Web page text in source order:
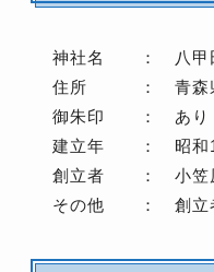
神社名 ： 八甲
住所 ： 青森県
御朱印 ： あり
建立年 ： 昭和18
創立者 ： 小笠
その他 ： 創立者